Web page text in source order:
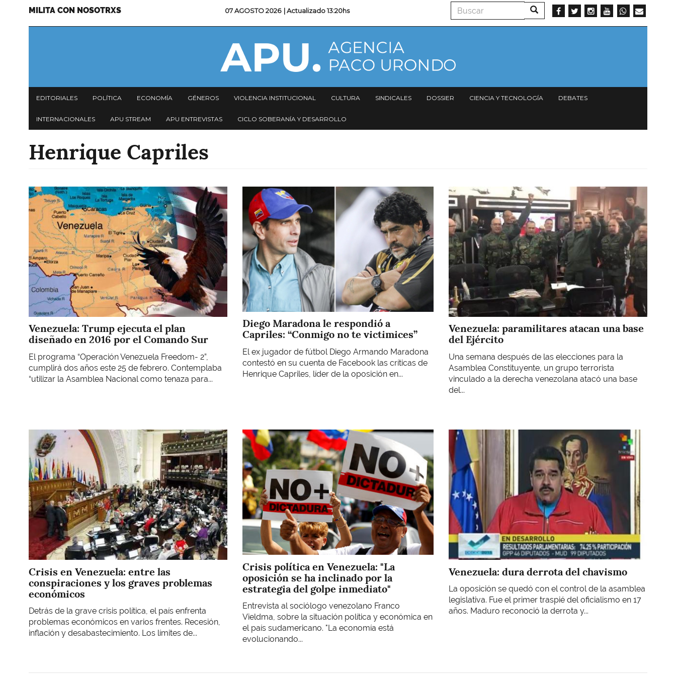
Menu
MILITA CON NOSOTRXS 07 AGOSTO 2026 | Actualizado13:20hs Buscar Buscar
Navegación
principal
EDITORIALES POLÍTICA ECONOMÍA GÉNEROS VIOLENCIA INSTITUCIONAL CULTURA SINDICALES DOSSIER CIENCIA Y TECNOLOGÍA DEBATES
INTERNACIONALES APU STREAM APU ENTREVISTAS CICLO SOBERANÍA Y DESARROLLO
Henrique Capriles
Imagen
Venezuela: Trump ejecuta el plan
diseñado en 2016 por el Comando Sur
El programa “Operación Venezuela Freedom- 2”,
cumplirá dos años este 25 de febrero. Contemplaba
“utilizar la Asamblea Nacional como tenaza para...
Imagen
Diego Maradona le respondió a
Capriles: “Conmigo no te victimices”
El ex jugador de fútbol Diego Armando Maradona
contestó en su cuenta de Facebook las críticas de
Henrique Capriles, líder de la oposición en...
Imagen
Venezuela: paramilitares atacan una base
del Ejército
Una semana después de las elecciones para la
Asamblea Constituyente, un grupo terrorista
vinculado a la derecha venezolana atacó una base
del...
Imagen
Crisis en Venezuela: entre las
conspiraciones y los graves problemas
económicos
Detrás de la grave crisis política, el país enfrenta
problemas económicos en varios frentes. Recesión,
inflación y desabastecimiento. Los límites de...
Imagen
Crisis política en Venezuela: "La
oposición se ha inclinado por la
estrategia del golpe inmediato"
Entrevista al sociólogo venezolano Franco
Vieldma, sobre la situación política y económica en
el país sudamericano. "La economía está
evolucionando...
Imagen
Venezuela: dura derrota del chavismo
La oposición se quedó con el control de la asamblea
legislativa. Fue el primer traspié del oficialismo en 17
años. Maduro reconoció la derrota y...